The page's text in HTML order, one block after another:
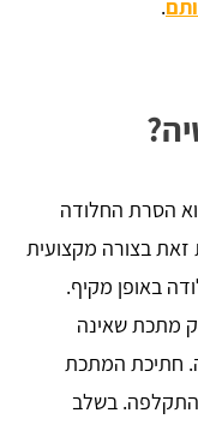
.
הסרת החלודה
זאת בצורה מקצועית
באופן מקיף.
מתכת שאינה
חתיכת המתכת
בשלב